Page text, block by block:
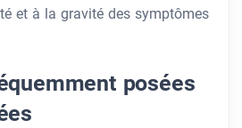
et à la gravité des symptômes
posées